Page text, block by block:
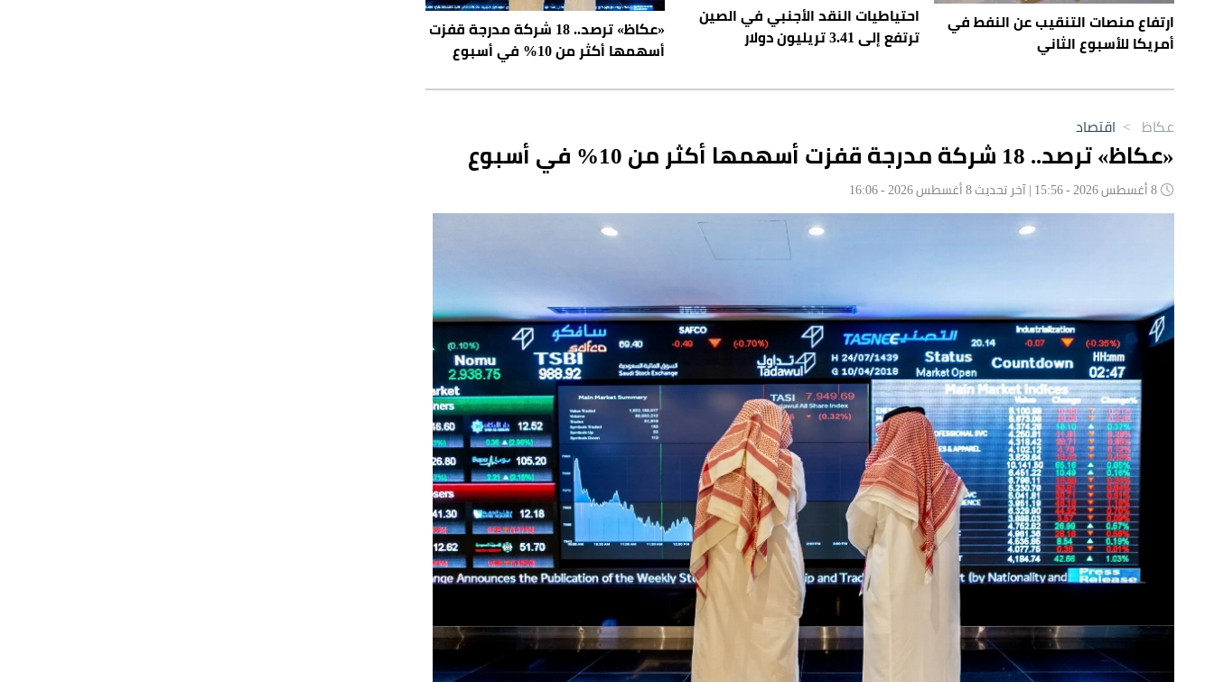
ارتفاع منصات التنقيب عن النفط في
أمريكا للأسبوع الثاني
احتياطيات النقد الأجنبي في الصين
ترتفع إلى 3.41 تريليون دولار
«عكاظ» ترصد.. 18 شركة مدرجة قفزت
أسهمها أكثر من 10% في أسبوع
عكاظ > اقتصاد
«عكاظ» ترصد.. 18 شركة مدرجة قفزت أسهمها أكثر من 10% في أسبوع